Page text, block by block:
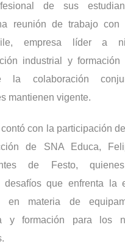
de sus
reunión de trabajo con
empresa líder a
industrial y formación
la colaboración
mantienen vigente.
con la participación
de SNA Educa,
de Festo,
desafíos que enfrenta la
en materia de
y formación para los